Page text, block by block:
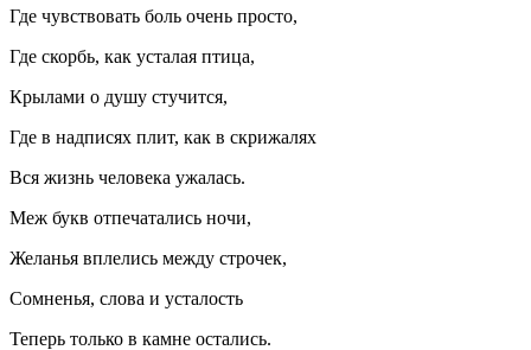
Где чувствовать боль очень просто,
Где скорбь, как усталая птица,
Крылами о душу стучится,
Где в надписях плит, как в скрижалях
Вся жизнь человека ужалась.
Меж букв отпечатались ночи,
Желанья вплелись между строчек,
Сомненья, слова и усталость
Теперь только в камне остались.